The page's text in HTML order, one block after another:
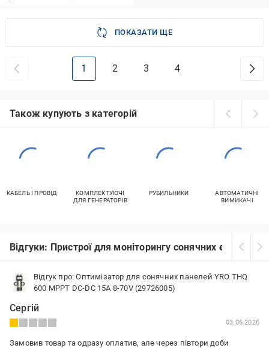
ПОКАЗАТИ ЩЕ
1 2 3 4
Також купують з категорій
КАБЕЛЬ І ПРОВІД
КОМПЛЕКТУЮЧІ
ДЛЯ ГЕНЕРАТОРІВ
РУБИЛЬНИКИ
АВТОМАТИЧНІ
ВИМИКАЧІ
Відгуки: Пристрої для моніторингу сонячних
Відгук про: Оптимізатор для сонячних панелей YRO THQ
600 MPPT DC-DC 15A 8-70V (29726005)
Сергій
03.06.2026
Замовив товар та одразу оплатив, але через півтори доби